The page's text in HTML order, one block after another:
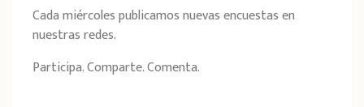
Cada miércoles publicamos nuevas encuestas en
nuestras redes.
Participa. Comparte. Comenta.